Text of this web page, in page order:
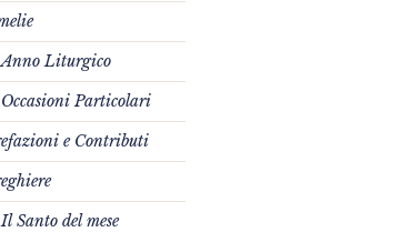
Anno Liturgico
Occasioni Particolari
e Contributi
Il Santo del mese